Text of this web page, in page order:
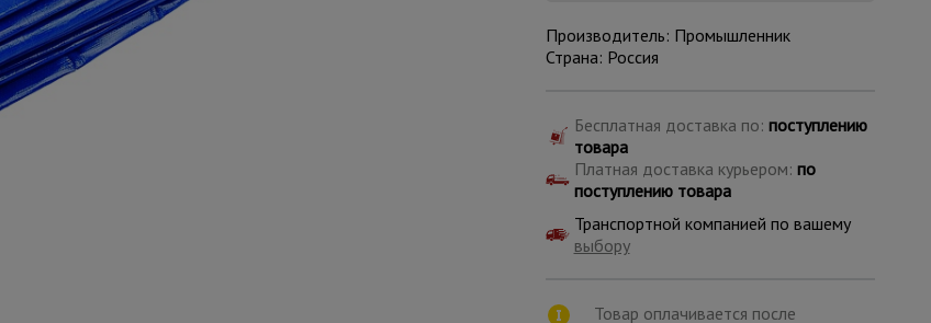
всех
Производитель: Промышленник
Страна: Россия
Бесплатная доставка по: поступлению
товара
Платная доставка курьером: по
поступлению товара
Транспортной компанией по вашему
выбору
Товар оплачивается после